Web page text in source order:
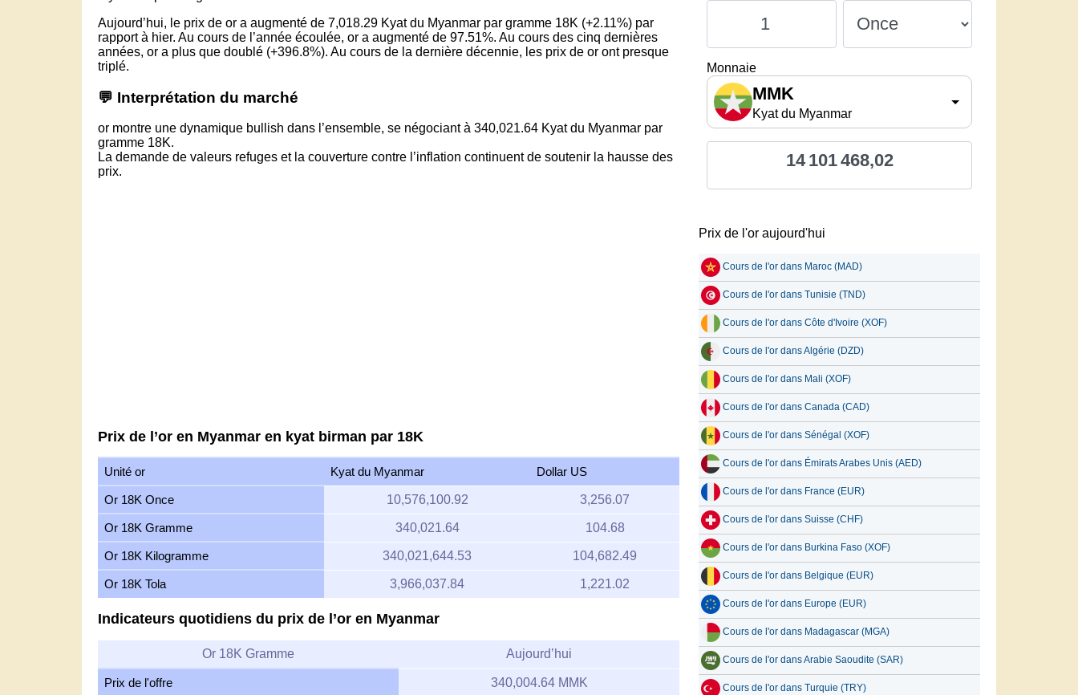
Aujourd’hui, le prix de or a augmenté de 7,018.29 Kyat du Myanmar par gramme 18K (+2.11%) par
rapport à hier. Au cours de l’année écoulée, or a augmenté de 97.51%. Au cours des cinq dernières
années, or a plus que doublé (+396.8%). Au cours de la dernière décennie, les prix de or ont presque
triplé.
💬 Interprétation du marché
or montre une dynamique bullish dans l’ensemble, se négociant à 340,021.64 Kyat du Myanmar par
gramme 18K.
La demande de valeurs refuges et la couverture contre l’inflation continuent de soutenir la hausse des
prix.
Prix de l’or en Myanmar en kyat birman par 18K
Unité or Kyat du Myanmar Dollar US
Or 18K Once 10,576,100.92 3,256.07
Or 18K Gramme 340,021.64 104.68
Or 18K Kilogramme 340,021,644.53 104,682.49
Or 18K Tola 3,966,037.84 1,221.02
Indicateurs quotidiens du prix de l’or en Myanmar
Or 18K Gramme Aujourd’hui
Prix de l'offre 340,004.64 MMK
Monnaie
MMK
Kyat du Myanmar
14 101 468,02
Prix de l'or aujourd'hui
Cours de l'or dans Maroc (MAD)
Cours de l'or dans Tunisie (TND)
Cours de l'or dans Côte d'Ivoire (XOF)
Cours de l'or dans Algérie (DZD)
Cours de l'or dans Mali (XOF)
Cours de l'or dans Canada (CAD)
Cours de l'or dans Sénégal (XOF)
Cours de l'or dans Émirats Arabes Unis (AED)
Cours de l'or dans France (EUR)
Cours de l'or dans Suisse (CHF)
Cours de l'or dans Burkina Faso (XOF)
Cours de l'or dans Belgique (EUR)
Cours de l'or dans Europe (EUR)
Cours de l'or dans Madagascar (MGA)
Cours de l'or dans Arabie Saoudite (SAR)
Cours de l'or dans Turquie (TRY)